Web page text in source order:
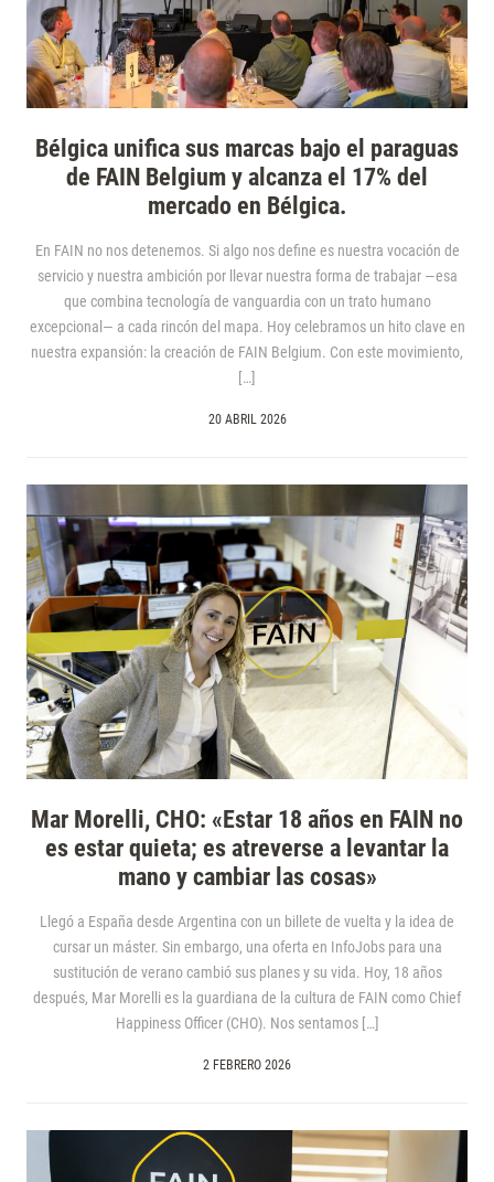
Bélgica unifica sus marcas bajo el paraguas
de FAIN Belgium y alcanza el 17% del
mercado en Bélgica.
En FAIN no nos detenemos. Si algo nos define es nuestra vocación de
servicio y nuestra ambición por llevar nuestra forma de trabajar —esa
que combina tecnología de vanguardia con un trato humano
excepcional— a cada rincón del mapa. Hoy celebramos un hito clave en
nuestra expansión: la creación de FAIN Belgium. Con este movimiento,
[…]
20 ABRIL 2026
Mar Morelli, CHO: «Estar 18 años en FAIN no
es estar quieta; es atreverse a levantar la
mano y cambiar las cosas»
Llegó a España desde Argentina con un billete de vuelta y la idea de
cursar un máster. Sin embargo, una oferta en InfoJobs para una
sustitución de verano cambió sus planes y su vida. Hoy, 18 años
después, Mar Morelli es la guardiana de la cultura de FAIN como Chief
Happiness Officer (CHO). Nos sentamos […]
2 FEBRERO 2026